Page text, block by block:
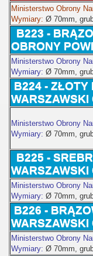
Ministerstwo Obrony
Wymiary: Ø 70mm,
B223 -
OBRONY
Ministerstwo Obrony
Wymiary: Ø 70mm,
B224 - ZŁOTY
Ministerstwo Obrony
Wymiary: Ø 70mm,
B225 -
Ministerstwo Obrony
Wymiary: Ø 70mm,
B226 -
Ministerstwo Obrony
Wymiary: Ø 70mm,